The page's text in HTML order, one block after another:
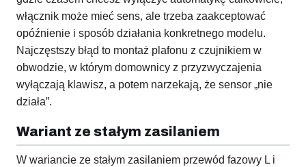
włącznik może mieć sens, ale trzeba zaakceptować
opóźnienie i sposób działania konkretnego modelu.
Najczęstszy błąd to montaż plafonu z czujnikiem w
obwodzie, w którym domownicy z przyzwyczajenia
wyłączają klawisz, a potem narzekają, że sensor „nie
działa”.
Wariant ze stałym zasilaniem
W wariancie ze stałym zasilaniem przewód fazowy L i